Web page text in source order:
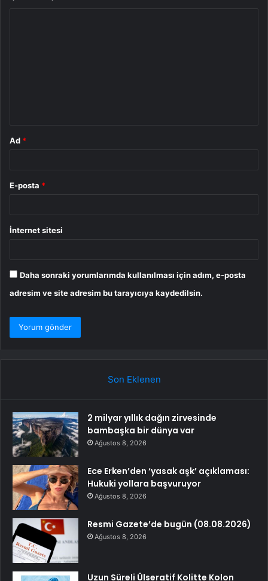
Ad *
E-posta *
İnternet sitesi
Daha sonraki yorumlarımda kullanılması için adım, e-posta
adresim ve site adresim bu tarayıcıya kaydedilsin.
Son Eklenen
2 milyar yıllık dağın zirvesinde
bambaşka bir dünya var
Ağustos 8, 2026
Ece Erken’den ‘yasak aşk’ açıklaması:
Hukuki yollara başvuruyor
Ağustos 8, 2026
Resmi Gazete’de bugün (08.08.2026)
Ağustos 8, 2026
Uzun Süreli Ülseratif Kolitte Kolon